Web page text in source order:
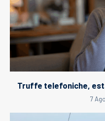
Truffe telefoniche,
7